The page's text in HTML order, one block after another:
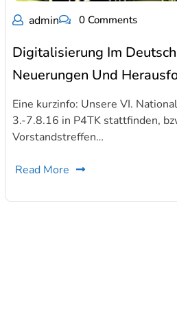
admin 0 Comments
Digitalisierung Im
Neuerungen Und
Eine kurzinfo: Unsere VI.
3.-7.8.16 in P4TK stattfinden,
Vorstandstreffen…
Read More